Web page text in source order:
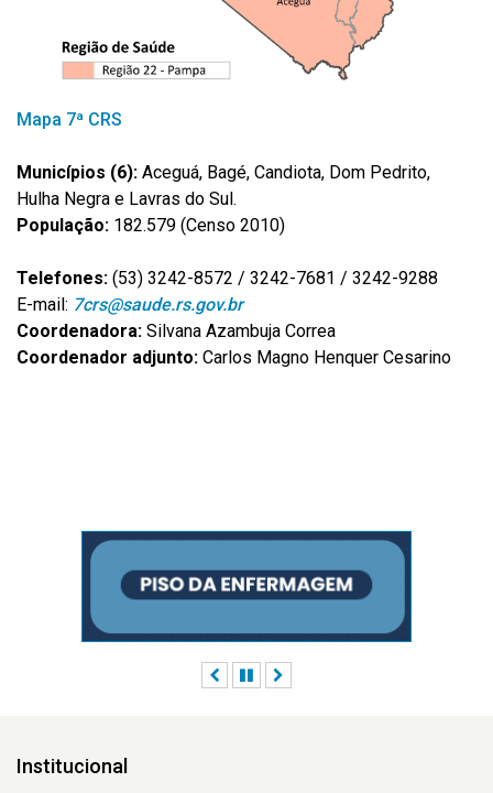
Mapa 7ª CRS
Municípios (6): Aceguá, Bagé, Candiota, Dom Pedrito,
Hulha Negra e Lavras do Sul.
População: 182.579 (Censo 2010)
Telefones: (53) 3242-8572 / 3242-7681 / 3242-9288
E-mail: 7crs@saude.rs.gov.br
Coordenadora: Silvana Azambuja Correa
Coordenador adjunto: Carlos Magno Henquer Cesarino
AnteriorPausar
Institucional